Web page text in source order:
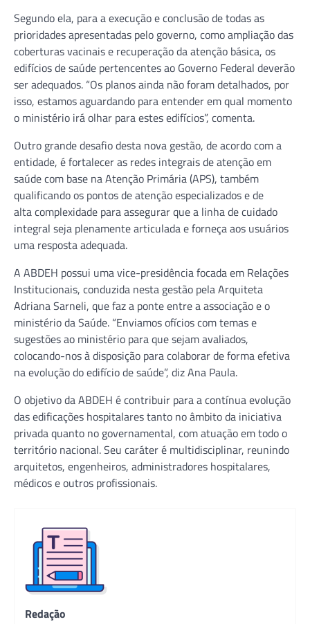
Segundo ela, para a execução e conclusão de todas as
prioridades apresentadas pelo governo, como ampliação das
coberturas vacinais e recuperação da atenção básica, os
edifícios de saúde pertencentes ao Governo Federal deverão
ser adequados. “Os planos ainda não foram detalhados, por
isso, estamos aguardando para entender em qual momento
o ministério irá olhar para estes edifícios”, comenta.
Outro grande desafio desta nova gestão, de acordo com a
entidade, é fortalecer as redes integrais de atenção em
saúde com base na Atenção Primária (APS), também
qualificando os pontos de atenção especializados e de
alta complexidade para assegurar que a linha de cuidado
integral seja plenamente articulada e forneça aos usuários
uma resposta adequada.
A ABDEH possui uma vice-presidência focada em Relações
Institucionais, conduzida nesta gestão pela Arquiteta
Adriana Sarneli, que faz a ponte entre a associação e o
ministério da Saúde. “Enviamos ofícios com temas e
sugestões ao ministério para que sejam avaliados,
colocando-nos à disposição para colaborar de forma efetiva
na evolução do edifício de saúde”, diz Ana Paula.
O objetivo da ABDEH é contribuir para a contínua evolução
das edificações hospitalares tanto no âmbito da iniciativa
privada quanto no governamental, com atuação em todo o
território nacional. Seu caráter é multidisciplinar, reunindo
arquitetos, engenheiros, administradores hospitalares,
médicos e outros profissionais.
Redação